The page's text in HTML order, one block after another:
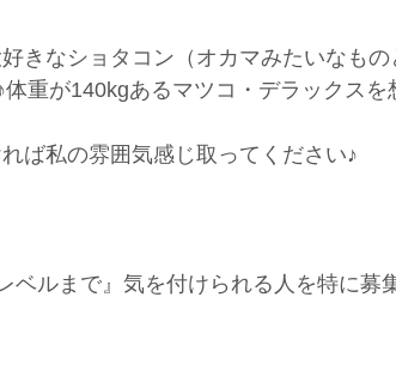
きなショタコン（オカマみたいなもの
重が140kgあるマツコ・デラックスを
ば私の雰囲気感じ取ってください♪
ルまで』気を付けられる人を特に募